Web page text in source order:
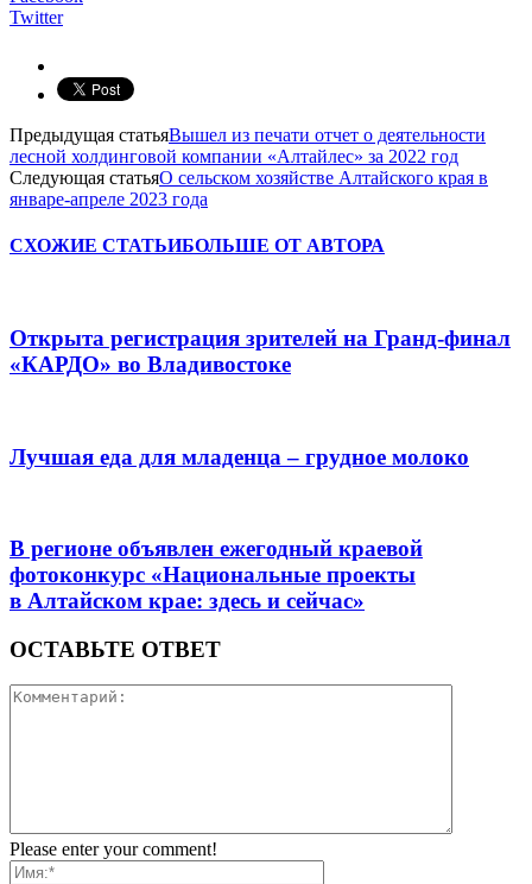
Twitter
Предыдущая статьяВышел из печати отчет о деятельности
лесной холдинговой компании «Алтайлес» за 2022 год
Следующая статьяО сельском хозяйстве Алтайского края в
январе-апреле 2023 года
СХОЖИЕ СТАТЬИБОЛЬШЕ ОТ АВТОРА
Открыта регистрация зрителей на Гранд-финал
«КАРДО» во Владивостоке
Лучшая еда для младенца – грудное молоко
В регионе объявлен ежегодный краевой
фотоконкурс «Национальные проекты
в Алтайском крае: здесь и сейчас»
ОСТАВЬТЕ ОТВЕТ
Please enter your comment!